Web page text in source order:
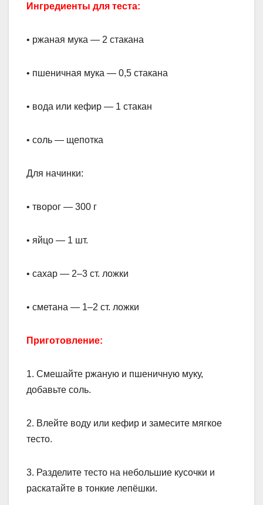
Ингредиенты для теста:
• ржаная мука — 2 стакана
• пшеничная мука — 0,5 стакана
• вода или кефир — 1 стакан
• соль — щепотка
Для начинки:
• творог — 300 г
• яйцо — 1 шт.
• сахар — 2–3 ст. ложки
• сметана — 1–2 ст. ложки
Приготовление:
1. Смешайте ржаную и пшеничную муку,
добавьте соль.
2. Влейте воду или кефир и замесите мягкое
тесто.
3. Разделите тесто на небольшие кусочки и
раскатайте в тонкие лепёшки.